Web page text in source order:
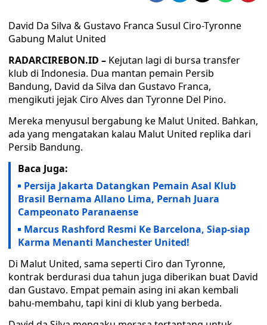
David Da Silva & Gustavo Franca Susul Ciro-Tyronne
Gabung Malut United
RADARCIREBON.ID – Kejutan lagi di bursa transfer
klub di Indonesia. Dua mantan pemain Persib
Bandung, David da Silva dan Gustavo Franca,
mengikuti jejak Ciro Alves dan Tyronne Del Pino.
Mereka menyusul bergabung ke Malut United. Bahkan,
ada yang mengatakan kalau Malut United replika dari
Persib Bandung.
Baca Juga:
Persija Jakarta Datangkan Pemain Asal Klub
Brasil Bernama Allano Lima, Pernah Juara
Campeonato Paranaense
Marcus Rashford Resmi Ke Barcelona, Siap-siap
Karma Menanti Manchester United!
Di Malut United, sama seperti Ciro dan Tyronne,
kontrak berdurasi dua tahun juga diberikan buat David
dan Gustavo. Empat pemain asing ini akan kembali
bahu-membahu, tapi kini di klub yang berbeda.